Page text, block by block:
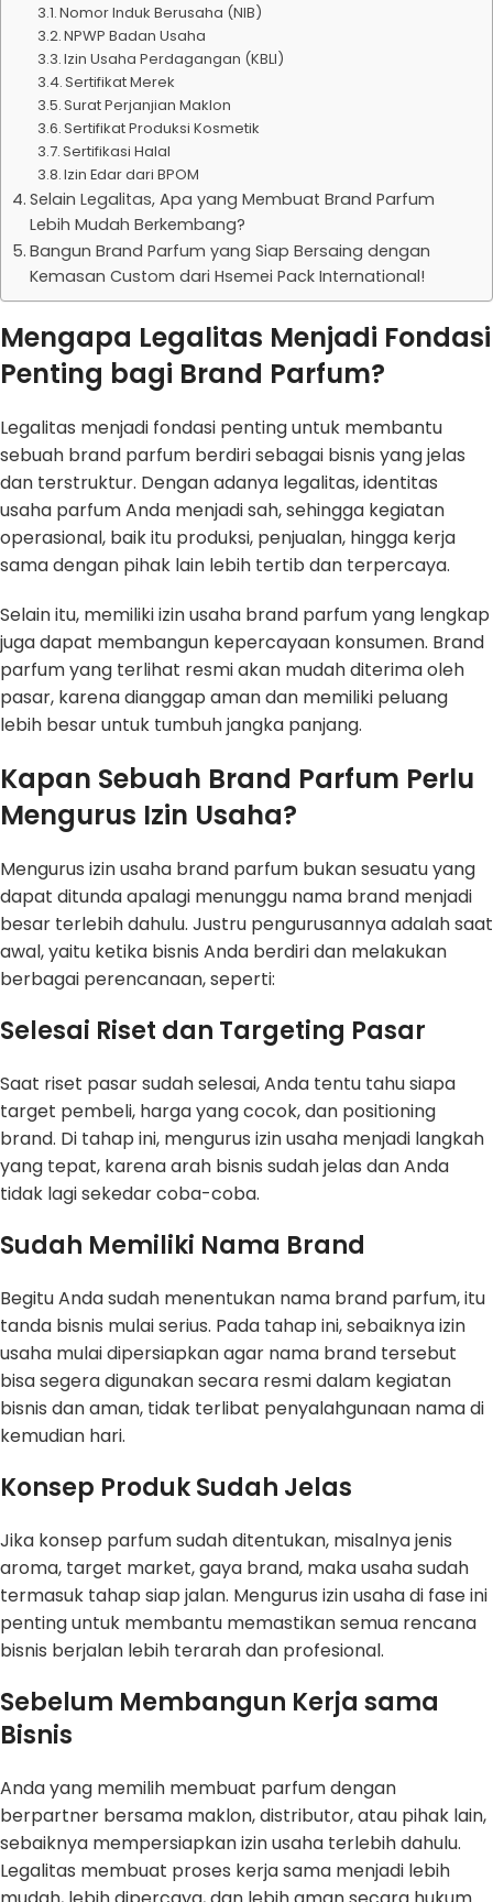
Nomor Induk Berusaha (NIB)
NPWP Badan Usaha
Izin Usaha Perdagangan (KBLI)
Sertifikat Merek
Surat Perjanjian Maklon
Sertifikat Produksi Kosmetik
Sertifikasi Halal
Izin Edar dari BPOM
Selain Legalitas, Apa yang Membuat Brand Parfum
Lebih Mudah Berkembang?
Bangun Brand Parfum yang Siap Bersaing dengan
Kemasan Custom dari Hsemei Pack International!
Mengapa Legalitas Menjadi Fondasi
Penting bagi Brand Parfum?
Legalitas menjadi fondasi penting untuk membantu
sebuah brand parfum berdiri sebagai bisnis yang jelas
dan terstruktur. Dengan adanya legalitas, identitas
usaha parfum Anda menjadi sah, sehingga kegiatan
operasional, baik itu produksi, penjualan, hingga kerja
sama dengan pihak lain lebih tertib dan terpercaya.
Selain itu, memiliki izin usaha brand parfum yang lengkap
juga dapat membangun kepercayaan konsumen. Brand
parfum yang terlihat resmi akan mudah diterima oleh
pasar, karena dianggap aman dan memiliki peluang
lebih besar untuk tumbuh jangka panjang.
Kapan Sebuah Brand Parfum Perlu
Mengurus Izin Usaha?
Mengurus izin usaha brand parfum bukan sesuatu yang
dapat ditunda apalagi menunggu nama brand menjadi
besar terlebih dahulu. Justru pengurusannya adalah saat
awal, yaitu ketika bisnis Anda berdiri dan melakukan
berbagai perencanaan, seperti:
Selesai Riset dan Targeting Pasar
Saat riset pasar sudah selesai, Anda tentu tahu siapa
target pembeli, harga yang cocok, dan positioning
brand. Di tahap ini, mengurus izin usaha menjadi langkah
yang tepat, karena arah bisnis sudah jelas dan Anda
tidak lagi sekedar coba-coba.
Sudah Memiliki Nama Brand
Begitu Anda sudah menentukan nama brand parfum, itu
tanda bisnis mulai serius. Pada tahap ini, sebaiknya izin
usaha mulai dipersiapkan agar nama brand tersebut
bisa segera digunakan secara resmi dalam kegiatan
bisnis dan aman, tidak terlibat penyalahgunaan nama di
kemudian hari.
Konsep Produk Sudah Jelas
Jika konsep parfum sudah ditentukan, misalnya jenis
aroma, target market, gaya brand, maka usaha sudah
termasuk tahap siap jalan. Mengurus izin usaha di fase ini
penting untuk membantu memastikan semua rencana
bisnis berjalan lebih terarah dan profesional.
Sebelum Membangun Kerja sama
Bisnis
Anda yang memilih membuat parfum dengan
berpartner bersama maklon, distributor, atau pihak lain,
sebaiknya mempersiapkan izin usaha terlebih dahulu.
Legalitas membuat proses kerja sama menjadi lebih